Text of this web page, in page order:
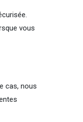
vous
cas, nous